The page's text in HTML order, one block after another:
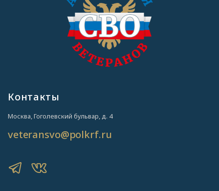
Контакты
Москва, Гоголевский бульвар, д. 4
veteransvo@polkrf.ru